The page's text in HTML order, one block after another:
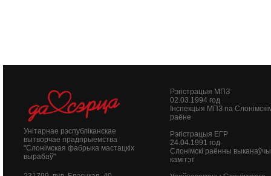
Унітарнае рэспубліканскае
вытворчае прадпрыемства
"Слонімская фабрыка мастацкіх
вырабаў"
Рэгістрацыя МПЗ
02.03.1994 год
Інспекцыя МПЗ па
раёне
Рэгістрацыя ЕГР
24.04.1991 год
Слонімскі раённы выканаўчы
камітэт